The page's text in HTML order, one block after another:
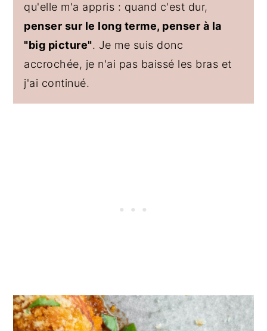
qu'elle m'a appris : quand c'est dur,
penser sur le long terme, penser à la
"big picture". Je me suis donc
accrochée, je n'ai pas baissé les bras et
j'ai continué.